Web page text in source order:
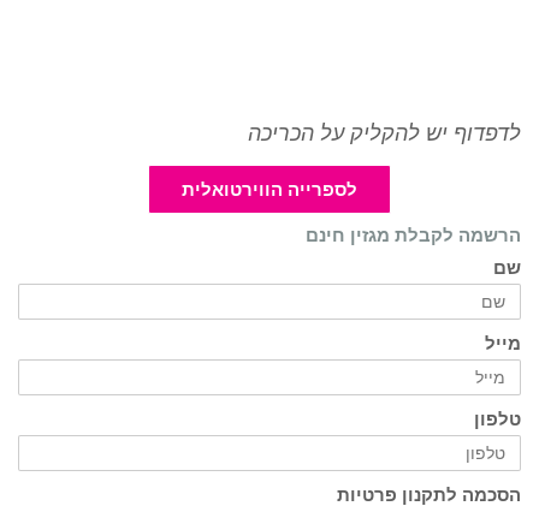
לדפדוף יש להקליק על הכריכה
לספרייה הווירטואלית
הרשמה לקבלת מגזין חינם
שם
מייל
טלפון
הסכמה לתקנון פרטיות